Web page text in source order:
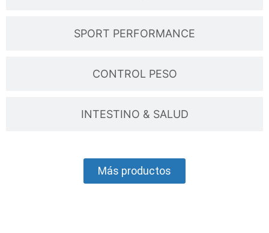
SPORT PERFORMANCE
CONTROL PESO
INTESTINO & SALUD
Más productos